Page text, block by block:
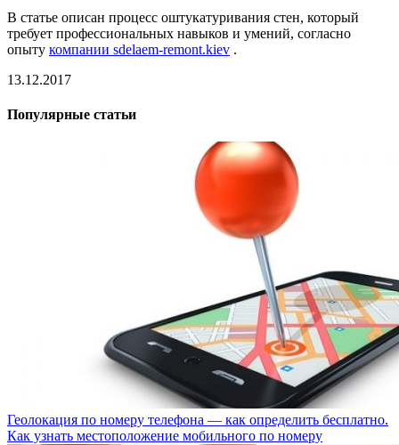
В статье описан процесс оштукатуривания стен, который
требует профессиональных навыков и умений, согласно
опыту компании sdelaem-remont.kiev .
13.12.2017
Популярные статьи
Геолокация по номеру телефона — как определить бесплатно.
Как узнать местоположение мобильного по номеру